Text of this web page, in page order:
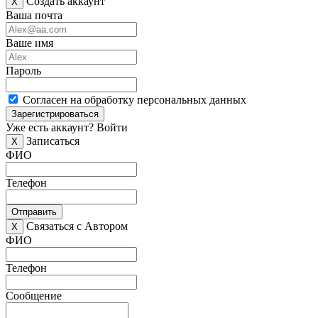
Ваша почта
Ваше имя
Пароль
Согласен на обработку персональных данных
Зарегистрироваться
Уже есть аккаунт? Войти
X
Записаться
ФИО
Телефон
Отправить
X
Связаться с Автором
ФИО
Телефон
Сообщение